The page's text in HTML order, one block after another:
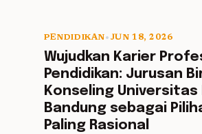
PENDIDIKAN• JUN 18, 2026
Wujudkan Karier
Pendidikan: Jurusan
Konseling Universitas
Bandung sebagai
Paling Rasional